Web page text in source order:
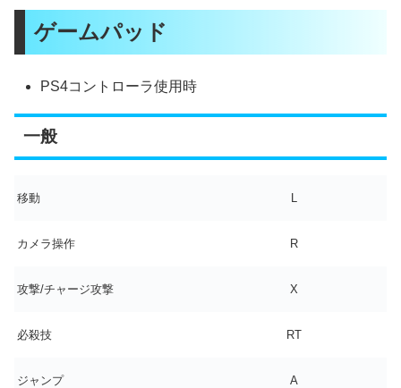
ゲームパッド
PS4コントローラ使用時
一般
移動
カメラ操作 R
攻撃/チャージ攻撃 X
必殺技 RT
ジャンプ A